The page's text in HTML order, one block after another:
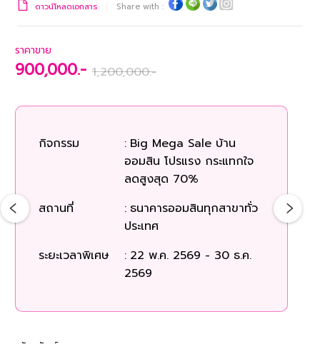
ดาวน์โหลดเอกสาร
Share with :
ราคาขาย
900,000.- 1,200,000.-
กิจกรรม : Big Mega Sale บ้าน
ออมสิน โปรแรง กระแทกใจ
ลดสูงสุด 70%
สถานที่
: ธนาคารออมสินทุกสาขาทั่ว
ประเทศ
ระยะเวลาพิเศษ
: 22 พ.ค. 2569 - 30 ธ.ค.
2569